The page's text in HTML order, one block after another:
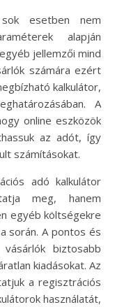
esetben nem
alapján
jellemzői mind
számára ezért
kalkulátor,
A
online eszközök
az adót, így
számításokat.
adó kalkulátor
meg, hanem
egyéb költségekre
során. A pontos és
biztosabb
kiadásokat. Az
a regisztrációs
használatát,